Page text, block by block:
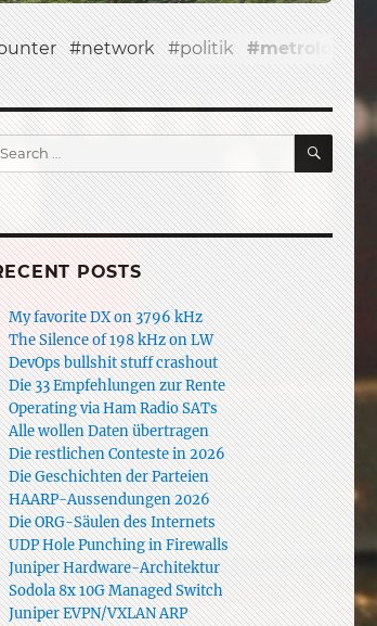
network politik metrology
Search
POSTS
My favorite DX on 3796 kHz
The Silence of 198 kHz on LW
DevOps bullshit stuff crashout
Die 33 Empfehlungen zur Rente
Operating via Ham Radio SATs
Alle wollen Daten übertragen
Die restlichen Conteste in 2026
Die Geschichten der Parteien
HAARP-Aussendungen 2026
Die ORG-Säulen des Internets
UDP Hole Punching in Firewalls
Juniper Hardware-Architektur
Sodola 8x 10G Managed Switch
Juniper EVPN/VXLAN ARP